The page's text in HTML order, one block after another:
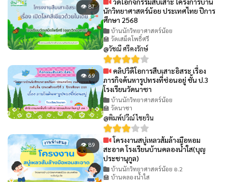
👁 87
นักวิทยาศาสตร์น้อย ประเทศไทย ปีการ
ศึกษา 2568
บ้านนักวิทยาศาสตร์น้อย
🏫 วัดเสม็ดโพธิ์ศรี
@วัชณี ศรีคงรักษ์
👁 69
คลิปวิดีโอการสืบเสาะอิสระ เรื่อง
ภารกิจค้นหารูปทรงที่ซ่อนอยู่ ชั้น ป.3
โรงเรียนวัดนาซา
บ้านนักวิทยาศาสตร์น้อย
🏫 วัดนาซา
@พิมพ์ปวีณ์ ไชยริน
👁 89
โครงงานสบู่เหลวส้มล้างมือหอม
สะอาด โรงเรียนบ้านคลองน้ำใส(บุญ
ประชานุกูล)
บ้านนักวิทยาศาสตร์น้อย อ.2
🏫 บ้านคลองน้ำใส